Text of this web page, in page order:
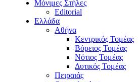
Μόνιμες Στήλες
Editorial
Ελλάδα
Αθήνα
Κεντρικός Τομέας
Βόρειος Τομέας
Νότιος Τομέας
Δυτικός Τομέας
Πειραιάς